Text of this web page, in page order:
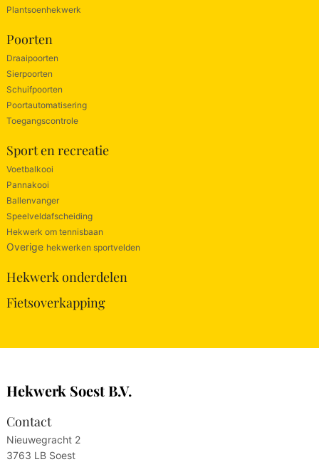
Plantsoenhekwerk
Poorten
Draaipoorten
Sierpoorten
Schuifpoorten
Poortautomatisering
Toegangscontrole
Sport en recreatie
Voetbalkooi
Pannakooi
Ballenvanger
Speelveldafscheiding
Hekwerk om tennisbaan
Overige hekwerken sportvelden
Hekwerk onderdelen
Fietsoverkapping
Hekwerk Soest B.V.
Contact
Nieuwegracht 2
3763 LB Soest